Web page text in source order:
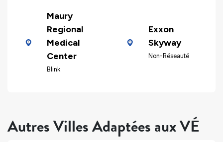
Maury
Regional
Medical
Center
Blink
Exxon
Skyway
Non-Réseauté
Autres Villes Adaptées aux VÉ